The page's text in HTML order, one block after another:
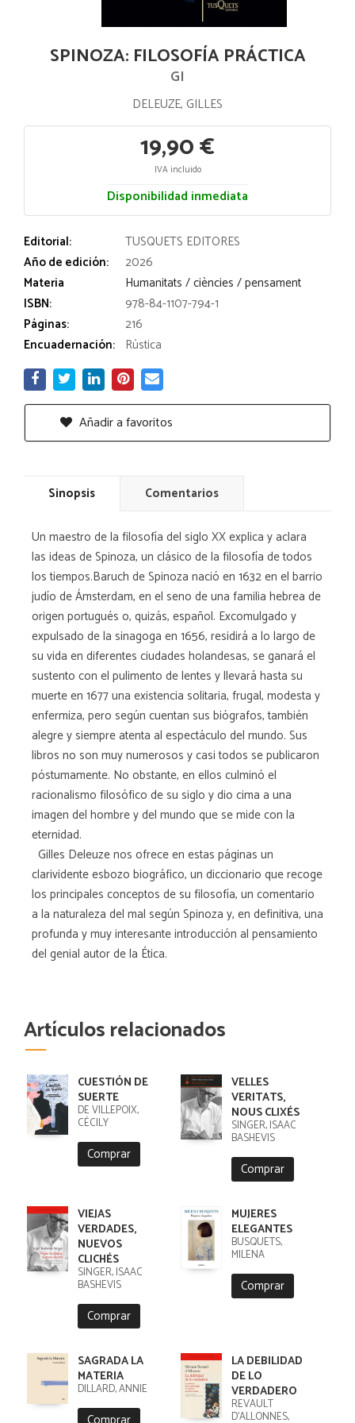
SPINOZA: FILOSOFÍA PRÁCTICA
GI
DELEUZE, GILLES
19,90 €
IVA incluido
Disponibilidad inmediata
Editorial:
TUSQUETS EDITORES
Año de edición:
2026
Materia
Humanitats / ciències / pensament
ISBN:
978-84-1107-794-1
Páginas:
216
Encuadernación: Rústica
Añadir a favoritos
Sinopsis Comentarios
Un maestro de la filosofía del siglo XX explica y aclara
las ideas de Spinoza, un clásico de la filosofía de todos
los tiempos.Baruch de Spinoza nació en 1632 en el barrio
judío de Ámsterdam, en el seno de una familia hebrea de
origen portugués o, quizás, español. Excomulgado y
expulsado de la sinagoga en 1656, residirá a lo largo de
su vida en diferentes ciudades holandesas, se ganará el
sustento con el pulimento de lentes y llevará hasta su
muerte en 1677 una existencia solitaria, frugal, modesta y
enfermiza, pero según cuentan sus biógrafos, también
alegre y siempre atenta al espectáculo del mundo. Sus
libros no son muy numerosos y casi todos se publicaron
póstumamente. No obstante, en ellos culminó el
racionalismo filosófico de su siglo y dio cima a una
imagen del hombre y del mundo que se mide con la
eternidad.
Gilles Deleuze nos ofrece en estas páginas un
clarividente esbozo biográfico, un diccionario que recoge
los principales conceptos de su filosofía, un comentario
a la naturaleza del mal según Spinoza y, en definitiva, una
profunda y muy interesante introducción al pensamiento
del genial autor de la Ética.
Artículos relacionados
CUESTIÓN DE
SUERTE
DE VILLEPOIX,
CÉCILY
Comprar
VELLES
VERITATS,
NOUS CLIXÉS
SINGER, ISAAC
BASHEVIS
Comprar
VIEJAS
VERDADES,
NUEVOS
CLICHÉS
SINGER, ISAAC
BASHEVIS
Comprar
MUJERES
ELEGANTES
BUSQUETS,
MILENA
Comprar
SAGRADA LA
MATERIA
DILLARD, ANNIE
LA DEBILIDAD
DE LO
VERDADERO
REVAULT
D'ALLONNES,